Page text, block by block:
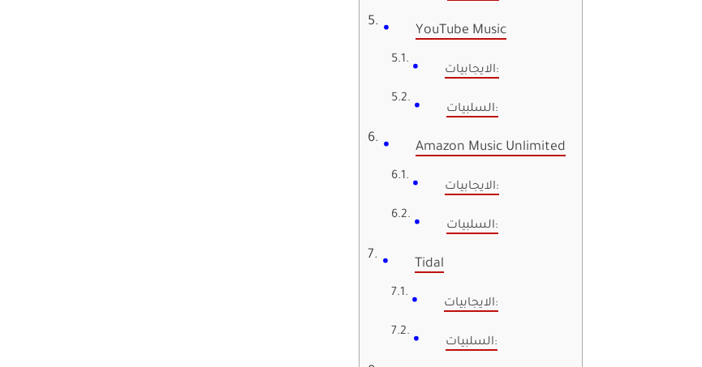
YouTube Music
الايجابيات:
السلبيات:
Amazon Music Unlimited
الايجابيات:
السلبيات:
Tidal
الايجابيات:
السلبيات: